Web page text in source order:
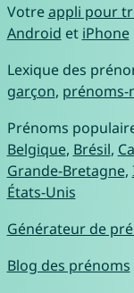
Votreappli pour
Android et iPhone
Lexique des
garçon, prénoms-
Prénoms
Belgique, Brésil,
Grande-Bretagne,
États-Unis
Générateur de
Blog des prénoms